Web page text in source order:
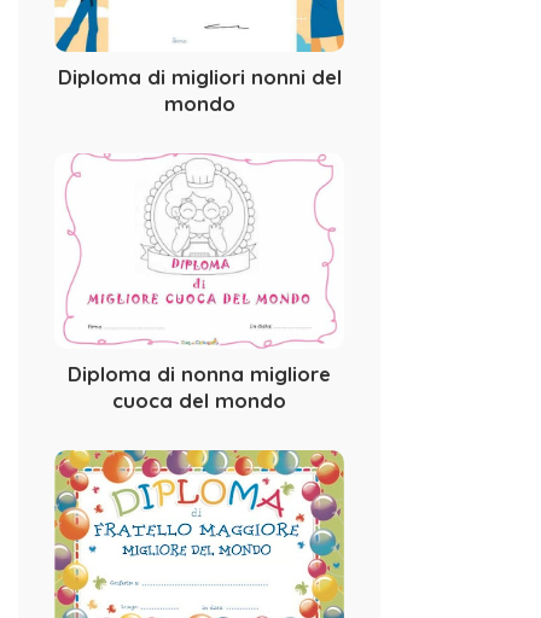
Diploma di migliori nonni del
mondo
Diploma di nonna migliore
cuoca del mondo